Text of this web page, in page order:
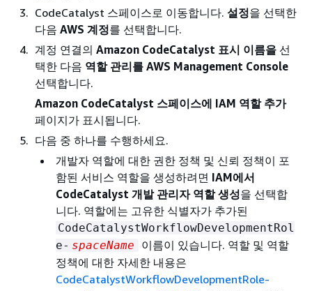
CodeCatalyst 스페이스로 이동합니다. 설정을 선택한
다음 AWS 계정를 선택합니다.
계정 연결의 Amazon CodeCatalyst 표시 이름을 선
택한 다음 역할 관리를 AWS Management Console
선택합니다.
Amazon CodeCatalyst 스페이스에 IAM 역할 추가
페이지가 표시됩니다.
다음 중 하나를 수행하세요.
개발자 역할에 대한 권한 정책 및 신뢰 정책이 포
함된 서비스 역할을 생성하려면 IAM에서
CodeCatalyst 개발 관리자 역할 생성을 선택합
니다. 역할에는 고유한 식별자가 추가된
CodeCatalystWorkflowDevelopmentRol
e- spaceName
이름이 있습니다. 역할 및 역할
정책에 대한 자세한 내용은
CodeCatalystWorkflowDevelopmentRole-